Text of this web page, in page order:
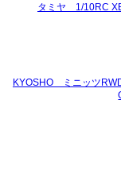
タミヤ 1/10RC
KYOSHO ミニッツ